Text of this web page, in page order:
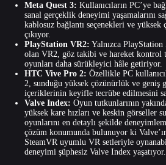
Meta Quest 3: Kullanıcıların PC’ye
sanal gerçeklik deneyimi yaşamalarını
kablosuz bağlantı seçenekleri ve
çıkıyor.
PlayStation VR2: Yalnızca
olan VR2, göz takibi ve hareket kontrol
oyunları daha sürükleyici hâle getiriyor.
HTC Vive Pro 2: Özellikle PC
2, sunduğu yüksek çözünürlük ve geniş
içeriklerinin keyifle tecrübe edilmesini
Valve Index: Oyun tutkunlarının
yüksek kare hızları ve keskin görseller
oyunlarını en detaylı şekilde
çözüm konumunda bulunuyor ki
SteamVR uyumlu VR setleriyle
deneyimi şüphesiz Valve Index yaşatıyor.